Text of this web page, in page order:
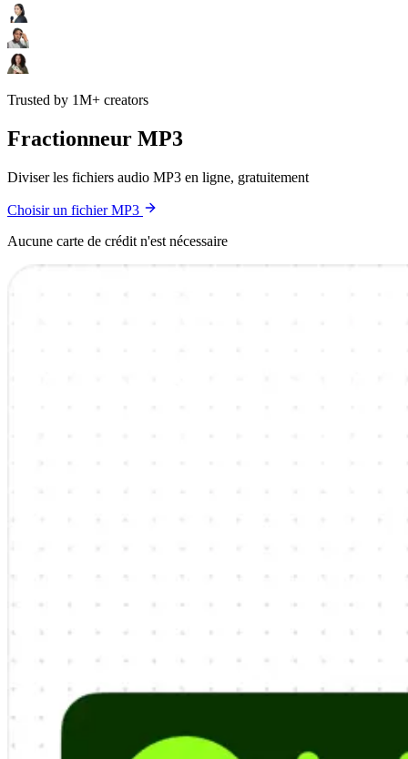
Trusted by 1M+ creators
Fractionneur MP3
Diviser les fichiers audio MP3 en ligne, gratuitement
Choisir un fichier MP3
Aucune carte de crédit n'est nécessaire